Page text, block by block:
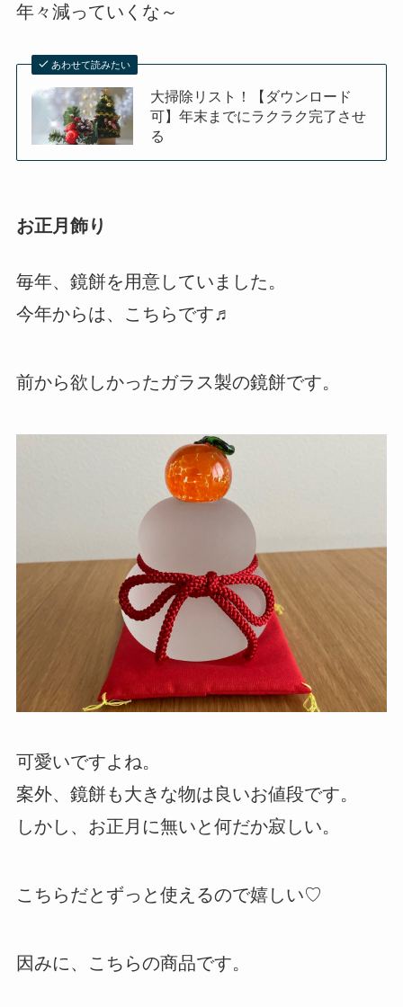
年々減っていくな～
あわせて読みたい
大掃除リスト！【ダウンロード
可】年末までにラクラク完了させ
る
お正月飾り
毎年、鏡餅を用意していました。
今年からは、こちらです♬
前から欲しかったガラス製の鏡餅です。
可愛いですよね。
案外、鏡餅も大きな物は良いお値段です。
しかし、お正月に無いと何だか寂しい。
こちらだとずっと使えるので嬉しい♡
因みに、こちらの商品です。